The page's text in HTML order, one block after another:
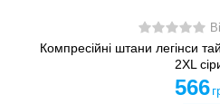
Компресійні штани легінси
2XL
566